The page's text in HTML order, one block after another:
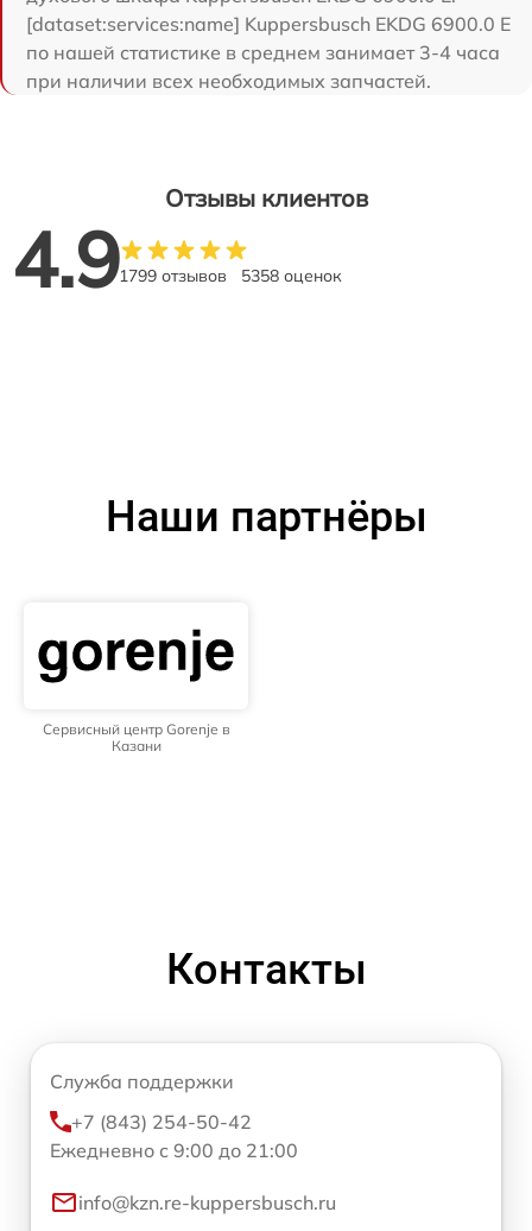
[dataset:services:name] Kuppersbusch EKDG 6900.0 E
по нашей статистике в среднем занимает 3-4 часа
при наличии всех необходимых запчастей.
Отзывы клиентов
4.91799 отзывов 5358 оценок
Наши партнёры
Сервисный центр Gorenje в
Казани
Контакты
Служба поддержки
+7 (843) 254-50-42
Ежедневно с 9:00 до 21:00
info@kzn.re-kuppersbusch.ru